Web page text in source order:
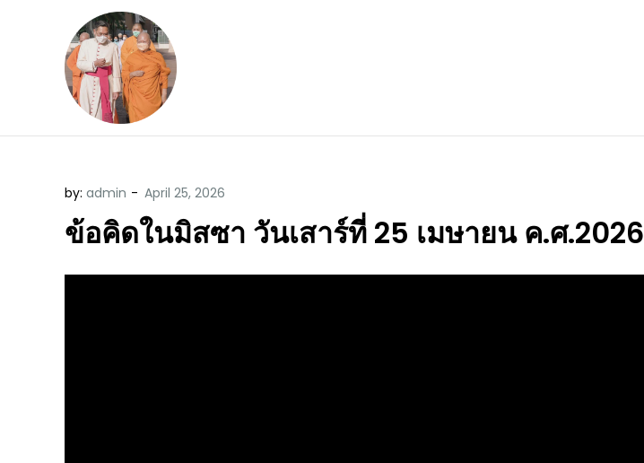
by: admin
ข้อคิดในมิสซา วันเสาร์ที่ 25 เมษายน ค.ศ.2026